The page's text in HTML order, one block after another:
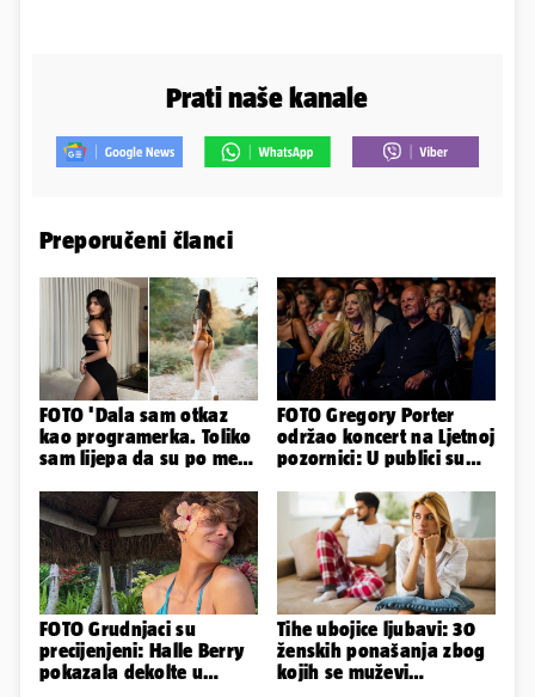
Prati naše kanale
Preporučeni članci
FOTO 'Dala sam otkaz
kao programerka. Toliko
sam lijepa da su po meni
FOTO Gregory Porter
održao koncert na Ljetnoj
pozornici: U publici su
FOTO Grudnjaci su
precijenjeni: Halle Berry
pokazala dekolte u
Tihe ubojice ljubavi: 30
ženskih ponašanja zbog
kojih se muževi